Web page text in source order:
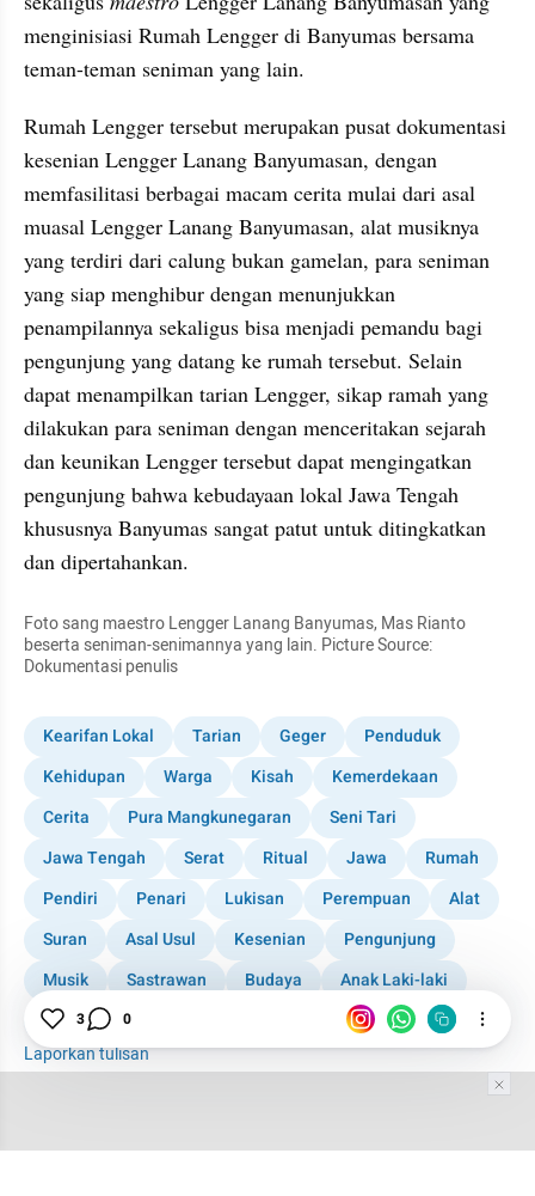
menginisiasi Rumah Lengger di Banyumas bersama
teman-teman seniman yang lain.
Rumah Lengger tersebut merupakan pusat dokumentasi
kesenian Lengger Lanang Banyumasan, dengan
memfasilitasi berbagai macam cerita mulai dari asal
muasal Lengger Lanang Banyumasan, alat musiknya
yang terdiri dari calung bukan gamelan, para seniman
yang siap menghibur dengan menunjukkan
penampilannya sekaligus bisa menjadi pemandu bagi
pengunjung yang datang ke rumah tersebut. Selain
dapat menampilkan tarian Lengger, sikap ramah yang
dilakukan para seniman dengan menceritakan sejarah
dan keunikan Lengger tersebut dapat mengingatkan
pengunjung bahwa kebudayaan lokal Jawa Tengah
khususnya Banyumas sangat patut untuk ditingkatkan
dan dipertahankan.
Foto sang maestro Lengger Lanang Banyumas, Mas Rianto
beserta seniman-senimannya yang lain. Picture Source:
Dokumentasi penulis
Kearifan Lokal Tarian Geger
Penduduk
Kehidupan
Warga Kisah
Kemerdekaan
Cerita
Pura Mangkunegaran
Seni Tari
Jawa Tengah
Serat Ritual Jawa
Rumah
Pendiri
Penari Lukisan Perempuan
Alat
Suran
Asal Usul Kesenian
Pengunjung
Musik
Sastrawan Budaya
Anak Laki-laki
Banyumas
Laporkan tulisan
3 0